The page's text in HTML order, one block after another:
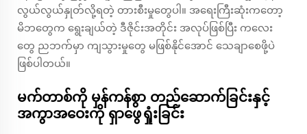
လွယ်လွယ်နှုတ်လို့ရတဲ့ တားစီးမှုတွေပါ။ အရေးကြီးဆုံးကတော့
မိဘတွေက ရွေးချယ်တဲ့ ဒီဇိုင်းအတိုင်း အလုပ်ဖြစ်ပြီး ကလေး
တွေ ညဘက်မှာ ကျသွားမှုတွေ မဖြစ်နိုင်အောင် သေချာစေဖို့ပဲ
ဖြစ်ပါတယ်။
မက်တာစ်ကို မှန်ကန်စွာ တည်ဆောက်ခြင်းနှင့်
အကွာအဝေးကို ရှာဖွေရှုံးခြင်း